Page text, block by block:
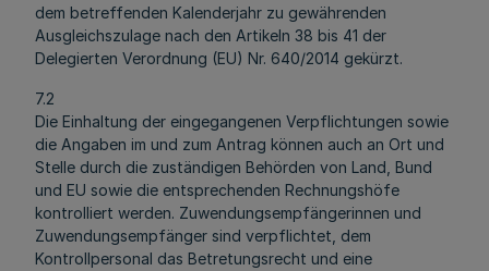
dem betreffenden Kalenderjahr zu gewährenden
Ausgleichszulage nach den Artikeln 38 bis 41 der
Delegierten Verordnung (EU) Nr. 640/2014 gekürzt.
7.2
Die Einhaltung der eingegangenen Verpflichtungen sowie
die Angaben im und zum Antrag können auch an Ort und
Stelle durch die zuständigen Behörden von Land, Bund
und EU sowie die entsprechenden Rechnungshöfe
kontrolliert werden. Zuwendungsempfängerinnen und
Zuwendungsempfänger sind verpflichtet, dem
Kontrollpersonal das Betretungsrecht und eine